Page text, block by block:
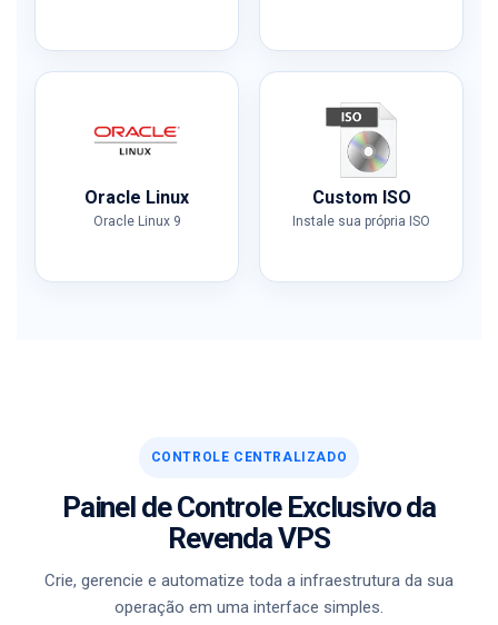
Oracle Linux
Oracle Linux 9
Custom ISO
Instale sua própria ISO
CONTROLE CENTRALIZADO
Painel de Controle Exclusivo da
Revenda VPS
Crie, gerencie e automatize toda a infraestrutura da sua
operação em uma interface simples.